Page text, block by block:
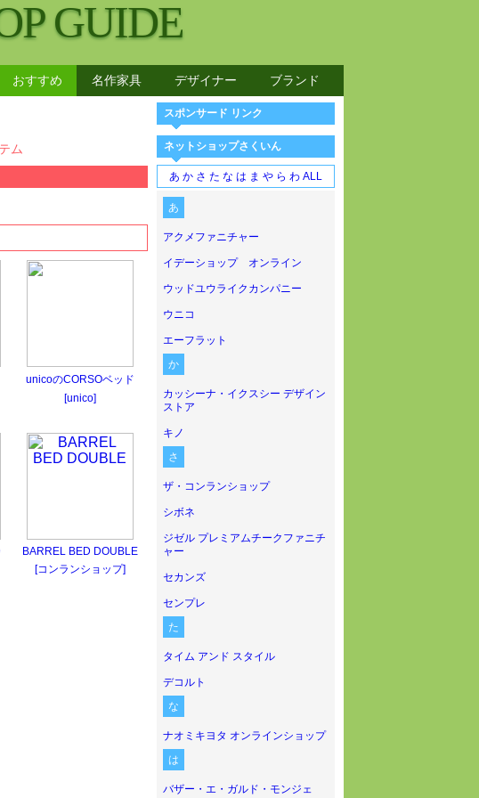
GUIDE
おすすめ 名作家具 デザイナー ブランド
ム
unicoのCORSOベッド
[unico]
BARREL BED DOUBLE
[コンランショップ]
スポンサード リンク
ネットショップさくいん
あ か さ た な は ま や ら わ ALL
あ
アクメファニチャー
イデーショップ オンライン
ウッドユウライクカンパニー
ウニコ
エーフラット
か
カッシーナ・イクスシー デザイン
ストア
キノ
さ
ザ・コンランショップ
シボネ
ジゼル プレミアムチークファニチ
ャー
セカンズ
センプレ
た
タイム アンド スタイル
デコルト
な
ナオミキヨタ オンラインショップ
は
バザー・エ・ガルド・モンジェ